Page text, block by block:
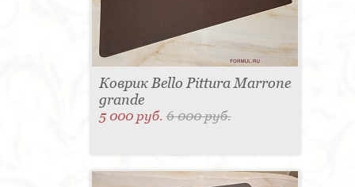
Коврик Bello Pittura Marrone
grande
5 000 руб.6 000 руб.